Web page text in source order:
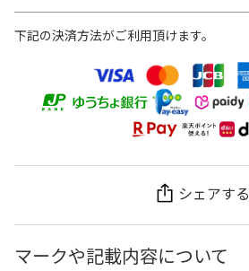
下記の決済方法がご利用頂けます。
シェアする
マークや記載内容について